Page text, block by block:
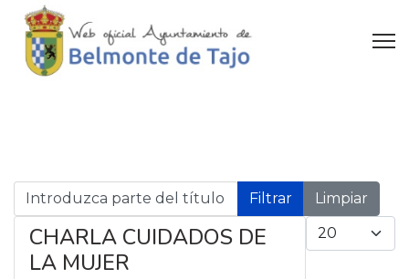
Introduzca parte del título Filtrar
Limpiar
Cantidad a
CHARLA CUIDADOS DE
LA MUJER